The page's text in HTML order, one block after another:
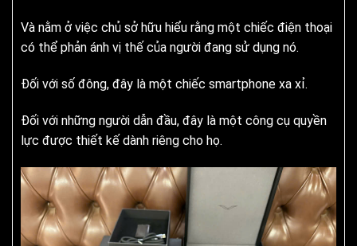
Và nằm ở việc chủ sở hữu hiểu rằng một chiếc điện thoại
có thể phản ánh vị thế của người đang sử dụng nó.
Đối với số đông, đây là một chiếc smartphone xa xỉ.
Đối với những người dẫn đầu, đây là một công cụ quyền
lực được thiết kế dành riêng cho họ.